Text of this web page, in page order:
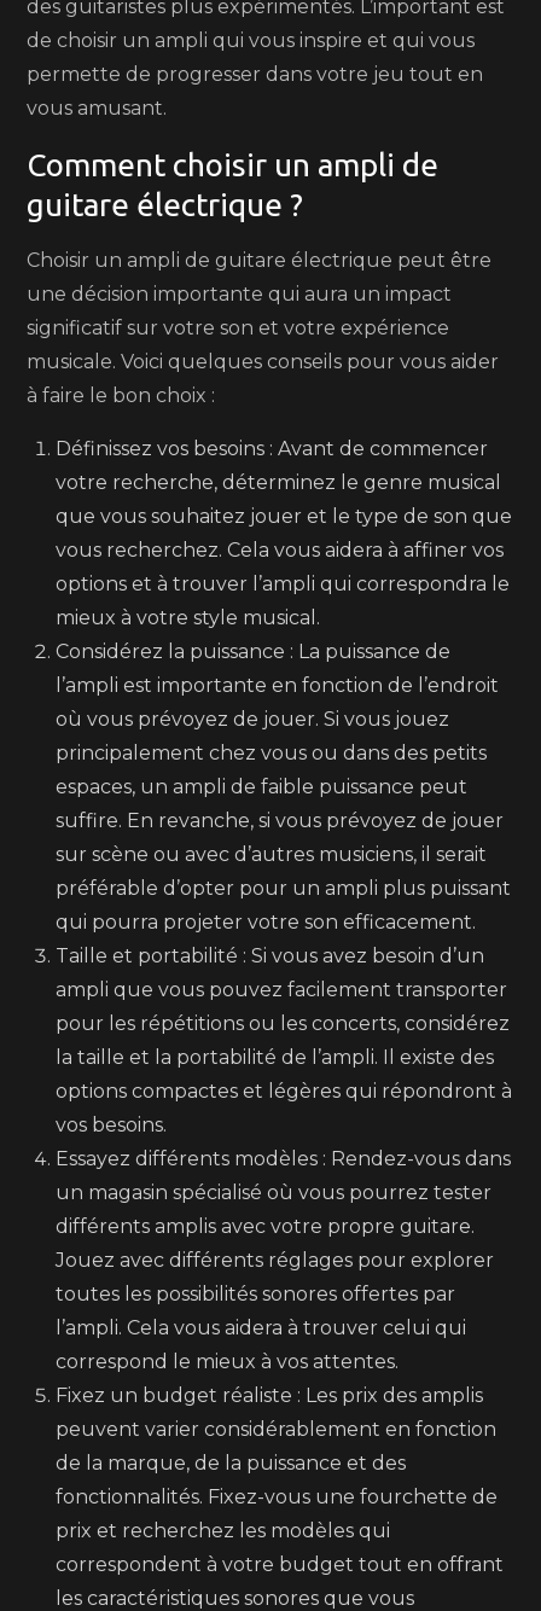
des guitaristes plus expérimentés. L’important est
de choisir un ampli qui vous inspire et qui vous
permette de progresser dans votre jeu tout en
vous amusant.
Comment choisir un ampli de
guitare électrique ?
Choisir un ampli de guitare électrique peut être
une décision importante qui aura un impact
significatif sur votre son et votre expérience
musicale. Voici quelques conseils pour vous aider
à faire le bon choix :
Définissez vos besoins : Avant de commencer
votre recherche, déterminez le genre musical
que vous souhaitez jouer et le type de son que
vous recherchez. Cela vous aidera à affiner vos
options et à trouver l’ampli qui correspondra le
mieux à votre style musical.
Considérez la puissance : La puissance de
l’ampli est importante en fonction de l’endroit
où vous prévoyez de jouer. Si vous jouez
principalement chez vous ou dans des petits
espaces, un ampli de faible puissance peut
suffire. En revanche, si vous prévoyez de jouer
sur scène ou avec d’autres musiciens, il serait
préférable d’opter pour un ampli plus puissant
qui pourra projeter votre son efficacement.
Taille et portabilité : Si vous avez besoin d’un
ampli que vous pouvez facilement transporter
pour les répétitions ou les concerts, considérez
la taille et la portabilité de l’ampli. Il existe des
options compactes et légères qui répondront à
vos besoins.
Essayez différents modèles : Rendez-vous dans
un magasin spécialisé où vous pourrez tester
différents amplis avec votre propre guitare.
Jouez avec différents réglages pour explorer
toutes les possibilités sonores offertes par
l’ampli. Cela vous aidera à trouver celui qui
correspond le mieux à vos attentes.
Fixez un budget réaliste : Les prix des amplis
peuvent varier considérablement en fonction
de la marque, de la puissance et des
fonctionnalités. Fixez-vous une fourchette de
prix et recherchez les modèles qui
correspondent à votre budget tout en offrant
les caractéristiques sonores que vous